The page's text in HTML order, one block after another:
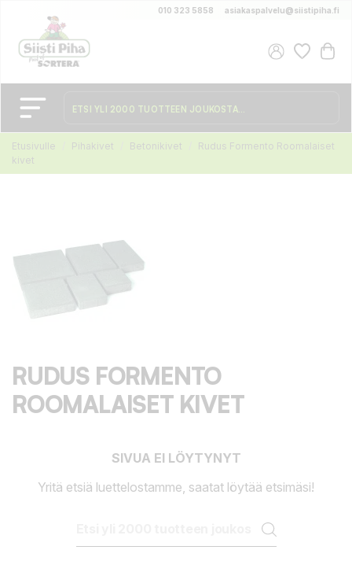
010 323 5858 asiakaspalvelu@siistipiha.fi
Etusivulle Pihakivet Betonikivet
Rudus Formento Roomalaiset
kivet
RUDUS FORMENTO
ROOMALAISET KIVET
SIVUA EI LÖYTYNYT
Yritä etsiä luettelostamme, saatat löytää etsimäsi!